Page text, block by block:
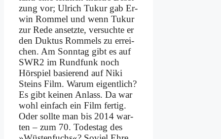
zung vor; Ul­rich Tu­kur gab Er­
win Rom­mel und wenn Tu­kur
zur Re­de an­setz­te, ver­such­te er
den Duk­tus Rom­mels zu er­rei­
chen. Am Sonn­tag gibt es auf
SWR2 im Rund­funk noch
Hör­spiel ba­sie­rend auf Ni­ki
Steins Film. War­um ei­gent­lich?
Es gibt kei­nen An­lass. Da war
wohl ein­fach ein Film fer­tig.
Oder soll­te man bis 2014 war­
ten – zum 70. To­des­tag des